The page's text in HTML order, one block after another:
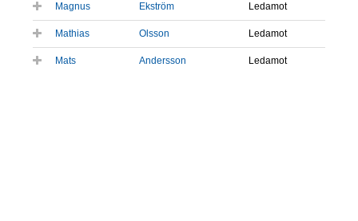
Magnus Ekström Ledamot
Mathias Olsson Ledamot
Mats Andersson Ledamot